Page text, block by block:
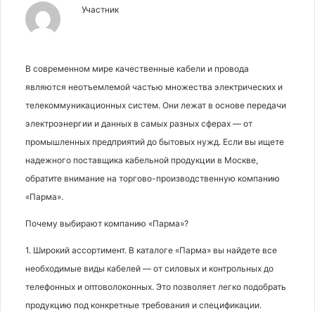
Участник
В современном мире качественные кабели и провода
являются неотъемлемой частью множества электрических и
телекоммуникационных систем. Они лежат в основе передачи
электроэнергии и данных в самых разных сферах — от
промышленных предприятий до бытовых нужд. Если вы ищете
надежного поставщика кабельной продукции в Москве,
обратите внимание на торгово-производственную компанию
«Парма».
Почему выбирают компанию «Парма»?
1. Широкий ассортимент. В каталоге «Парма» вы найдете все
необходимые виды кабелей — от силовых и контрольных до
телефонных и оптоволоконных. Это позволяет легко подобрать
продукцию под конкретные требования и спецификации.